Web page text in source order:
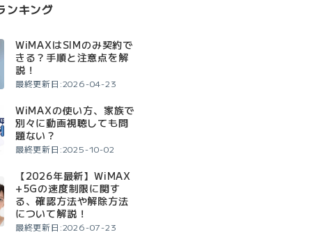
ンキング
WiMAXはSIMのみ契約で
きる？手順と注意点を解
説！
最終更新日:2026-04-23
WiMAXの使い方、家族で
別々に動画視聴しても問
題ない？
最終更新日:2025-10-02
【2026年最新】WiMAX
+5Gの速度制限に関す
る、確認方法や解除方法
について解説！
最終更新日:2026-07-23